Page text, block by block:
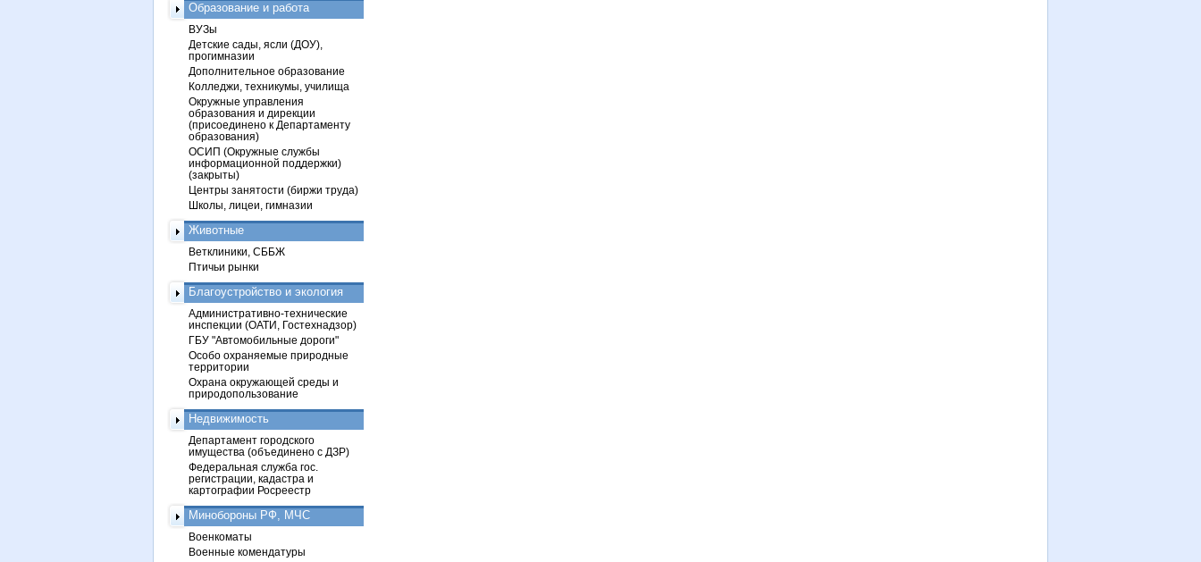
Образование и работа
ВУЗы
Детские сады, ясли (ДОУ),
прогимназии
Дополнительное образование
Колледжи, техникумы, училища
Окружные управления
образования и дирекции
(присоединено к Департаменту
образования)
ОСИП (Окружные службы
информационной поддержки)
(закрыты)
Центры занятости (биржи труда)
Школы, лицеи, гимназии
Животные
Ветклиники, СББЖ
Птичьи рынки
Благоустройство и экология
Административно-технические
инспекции (ОАТИ, Гостехнадзор)
ГБУ "Автомобильные дороги"
Особо охраняемые природные
территории
Охрана окружающей среды и
природопользование
Недвижимость
Департамент городского
имущества (объединено с ДЗР)
Федеральная служба гос.
регистрации, кадастра и
картографии Росреестр
Минобороны РФ, МЧС
Военкоматы
Военные комендатуры